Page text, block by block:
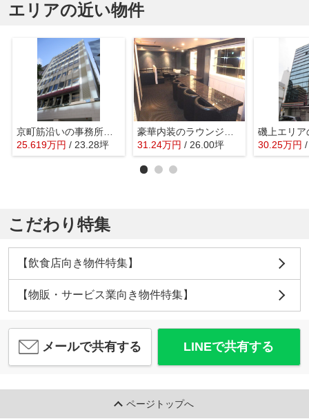
エリアの近い物件
京町筋沿いの事務所ビル
25.619万円 / 23.28坪
31.24万円 / 26.00坪 30.25万円
こだわり特集
【飲食店向き物件特集】
【物販・サービス業向き物件特集】
メールで共有する LINEで共有する
ページトップへ